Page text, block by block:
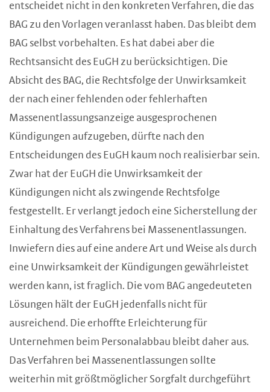
entscheidet nicht in den konkreten Verfahren, die das
BAG zu den Vorlagen veranlasst haben. Das bleibt dem
BAG selbst vorbehalten. Es hat dabei aber die
Rechtsansicht des EuGH zu berücksichtigen. Die
Absicht des BAG, die Rechtsfolge der Unwirksamkeit
der nach einer fehlenden oder fehlerhaften
Massenentlassungsanzeige ausgesprochenen
Kündigungen aufzugeben, dürfte nach den
Entscheidungen des EuGH kaum noch realisierbar sein.
Zwar hat der EuGH die Unwirksamkeit der
Kündigungen nicht als zwingende Rechtsfolge
festgestellt. Er verlangt jedoch eine Sicherstellung der
Einhaltung des Verfahrens bei Massenentlassungen.
Inwiefern dies auf eine andere Art und Weise als durch
eine Unwirksamkeit der Kündigungen gewährleistet
werden kann, ist fraglich. Die vom BAG angedeuteten
Lösungen hält der EuGH jedenfalls nicht für
ausreichend. Die erhoffte Erleichterung für
Unternehmen beim Personalabbau bleibt daher aus.
Das Verfahren bei Massenentlassungen sollte
weiterhin mit größtmöglicher Sorgfalt durchgeführt